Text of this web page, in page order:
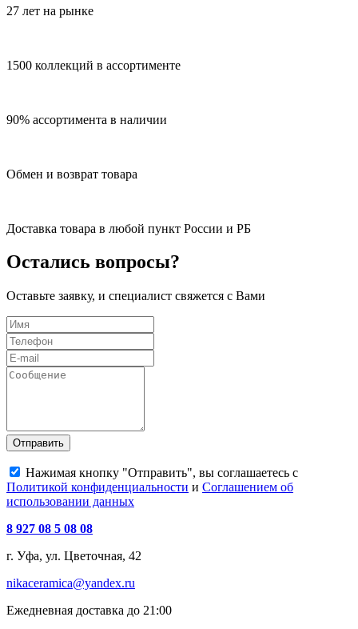
27 лет на рынке
1500 коллекций в ассортименте
90% ассортимента в наличии
Обмен и возврат товара
Доставка товара в любой пункт России и РБ
Остались вопросы?
Оставьте заявку, и специалист свяжется с Вами
Отправить
Нажимая кнопку "Отправить", вы соглашаетесь с
Политикой конфиденциальности и Соглашением об
использовании данных
8 927 08 5 08 08
г. Уфа, ул. Цветочная, 42
nikaceramica@yandex.ru
Ежедневная доставка до 21:00